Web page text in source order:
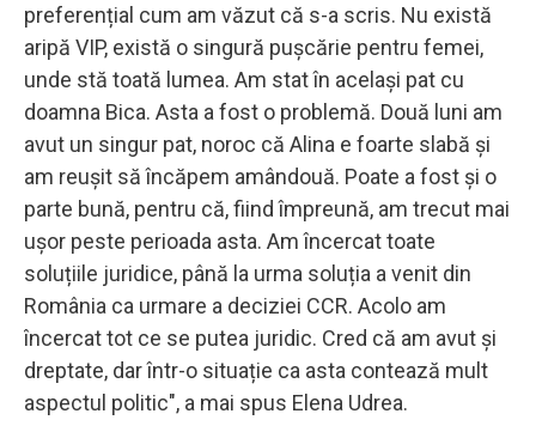
preferențial cum am văzut că s-a scris. Nu există
aripă VIP, există o singură pușcărie pentru femei,
unde stă toată lumea. Am stat în același pat cu
doamna Bica. Asta a fost o problemă. Două luni am
avut un singur pat, noroc că Alina e foarte slabă și
am reușit să încăpem amândouă. Poate a fost și o
parte bună, pentru că, fiind împreună, am trecut mai
ușor peste perioada asta. Am încercat toate
soluțiile juridice, până la urma soluția a venit din
România ca urmare a deciziei CCR. Acolo am
încercat tot ce se putea juridic. Cred că am avut și
dreptate, dar într-o situație ca asta contează mult
aspectul politic", a mai spus Elena Udrea.